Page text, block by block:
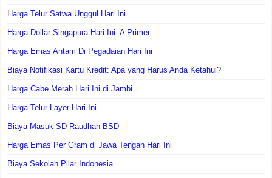
Harga Telur Satwa Unggul Hari Ini
Harga Dollar Singapura Hari Ini: A Primer
Harga Emas Antam Di Pegadaian Hari Ini
Biaya Notifikasi Kartu Kredit: Apa yang Harus Anda Ketahui?
Harga Cabe Merah Hari Ini di Jambi
Harga Telur Layer Hari Ini
Biaya Masuk SD Raudhah BSD
Harga Emas Per Gram di Jawa Tengah Hari Ini
Biaya Sekolah Pilar Indonesia